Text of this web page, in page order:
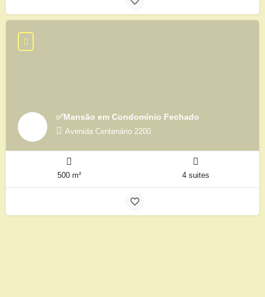
✅Mansão em Condomínio Fechado
Avenida Centenário 2200
500 m² 4 suites